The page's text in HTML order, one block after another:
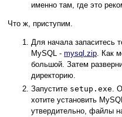
именно там, где это
Что ж, приступим.
Для начала запаситесь
MySQL - mysql.zip. Как
большой. Затем
директорию.
Запустите setup.exe.
хотите установить
утвердительно, файлы